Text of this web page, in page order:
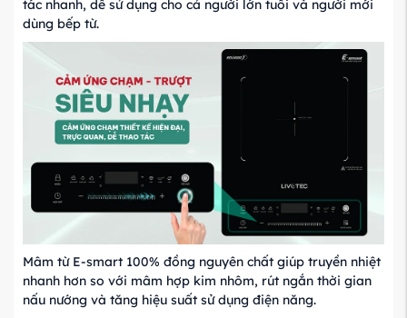
tác nhanh, dễ sử dụng cho cả người lớn tuổi và người mới
dùng bếp từ.
Mâm từ E-smart 100% đồng nguyên chất giúp truyền nhiệt
nhanh hơn so với mâm hợp kim nhôm, rút ngắn thời gian
nấu nướng và tăng hiệu suất sử dụng điện năng.